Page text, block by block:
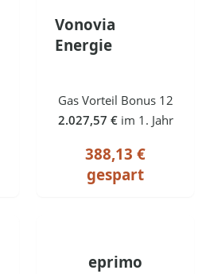
Vonovia
Energie
Gas Vorteil Bonus 12
2.027,57 € im 1. Jahr
388,13 €
gespart
eprimo